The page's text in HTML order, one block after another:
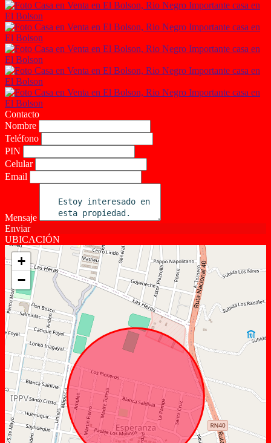
Contacto
Nombre
Teléfono
PIN
Celular
Email
Mensaje
Enviar
UBICACIÓN
+
−